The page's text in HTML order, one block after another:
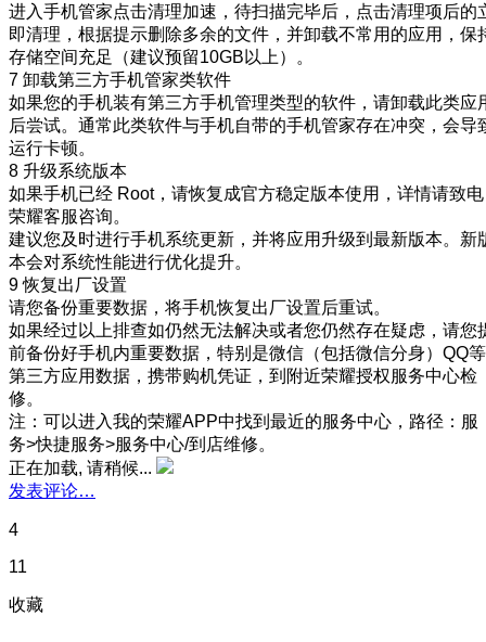
进入手机管家点击清理加速，待扫描完毕后，点击清理项后的
即清理，根据提示删除多余的文件，并卸载不常用的应用，保
存储空间充足（建议预留10GB以上）。
7 卸载第三方手机管家类软件
如果您的手机装有第三方手机管理类型的软件，请卸载此类应
后尝试。通常此类软件与手机自带的手机管家存在冲突，会导
运行卡顿。
8 升级系统版本
如果手机已经 Root，请恢复成官方稳定版本使用，详情请致电
荣耀客服咨询。
建议您及时进行手机系统更新，并将应用升级到最新版本。新
本会对系统性能进行优化提升。
9 恢复出厂设置
请您备份重要数据，将手机恢复出厂设置后重试。
如果经过以上排查如仍然无法解决或者您仍然存在疑虑，请您
前备份好手机内重要数据，特别是微信（包括微信分身）QQ等
第三方应用数据，携带购机凭证，到附近荣耀授权服务中心检
修。
注：可以进入我的荣耀APP中找到最近的服务中心，路径：服
务>快捷服务>服务中心/到店维修。
正在加载, 请稍候...
发表评论…
4
11
收藏